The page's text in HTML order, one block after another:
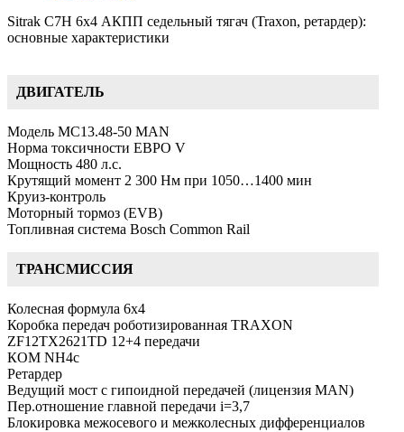
Sitrak C7H 6х4 АКПП седельный тягач (Traxon, ретардер):
основные характеристики
ДВИГАТЕЛЬ
Модель MC13.48-50 MAN
Норма токсичности ЕВРО V
Мощность 480 л.с.
Крутящий момент 2 300 Нм при 1050…1400 мин
Круиз-контроль
Моторный тормоз (EVB)
Топливная система Bosch Common Rail
ТРАНСМИССИЯ
Колесная формула 6х4
Коробка передач роботизированная TRAXON
ZF12TX2621TD 12+4 передачи
КОМ NH4c
Ретардер
Ведущий мост с гипоидной передачей (лицензия MAN)
Пер.отношение главной передачи i=3,7
Блокировка межосевого и межколесных дифференциалов